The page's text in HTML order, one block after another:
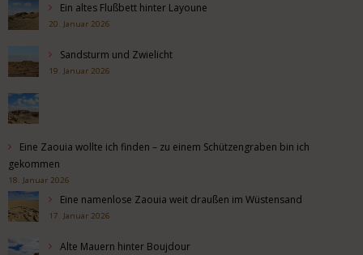
Ein altes Flußbett hinter Layoune
20. Januar 2026
Sandsturm und Zwielicht
19. Januar 2026
Eine Zaouia wollte ich finden – zu einem Schützengraben bin ich
gekommen
18. Januar 2026
Eine namenlose Zaouia weit draußen im Wüstensand
17. Januar 2026
Alte Mauern hinter Boujdour